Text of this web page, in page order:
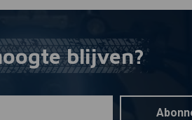
blijven?